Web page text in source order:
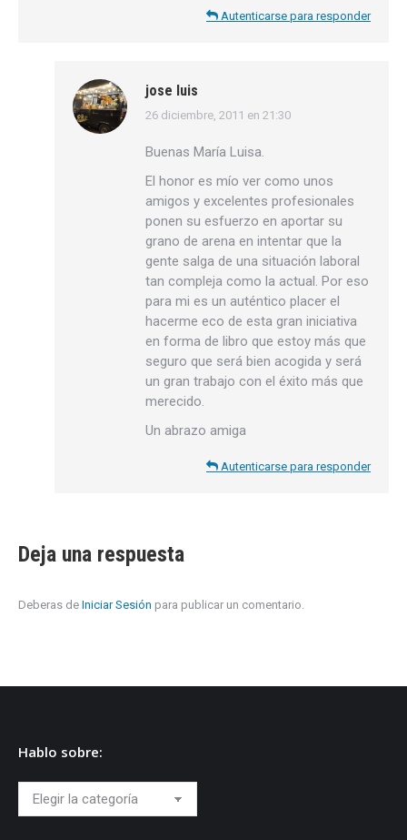
Autenticarse para responder
jose luis
dice:
26 diciembre, 2011 en 21:30
Buenas María Luisa.
El honor es mío ver como unos
amigos y excelentes profesionales
ponen su esfuerzo en aportar su
grano de arena en intentar que la
gente salga de una situación laboral
tan compleja como la actual. Por eso
para mi es un auténtico placer el
hacerme eco de esta gran iniciativa
en forma de libro que estoy más que
seguro que será bien acogida y será
un gran trabajo con el éxito más que
merecido.
Un abrazo amiga
Autenticarse para responder
Deja una respuesta
Deberas de Iniciar Sesión para publicar un comentario.
Hablo sobre:
Hablo
sobre: